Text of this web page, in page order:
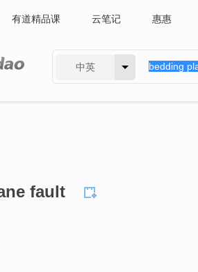
有道精品课 云笔记 惠惠
中英
fault